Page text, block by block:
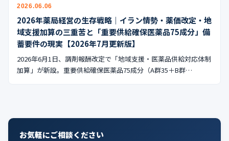
公式ブログ
会社案内
🇺🇸🇰🇷🇹🇼🇻🇳
2026.06.06
2026年薬局経営の生存戦略｜イラン情勢・薬価改定・地
域支援加算の三重苦と「重要供給確保医薬品75成分」備
蓄要件の現実【2026年7月更新版】
2026年6月1日、調剤報酬改定で「地域支援・医薬品供給対応体制
加算」が新設。重要供給確保医薬品75成分（A群35＋B群…
お気軽にご相談ください